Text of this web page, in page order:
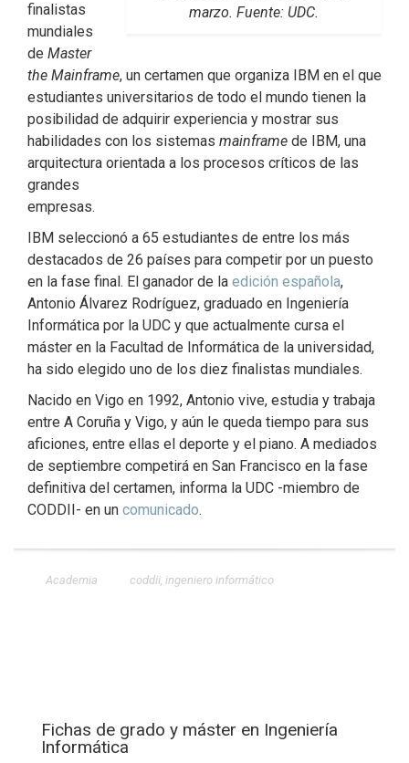
marzo. Fuente: UDC.
finalistas
mundiales
de Master
the Mainframe, un certamen que organiza IBM en el que
estudiantes universitarios de todo el mundo tienen la
posibilidad de adquirir experiencia y mostrar sus
habilidades con los sistemas mainframe de IBM, una
arquitectura orientada a los procesos críticos de las
grandes
empresas.
IBM seleccionó a 65 estudiantes de entre los más
destacados de 26 países para competir por un puesto
en la fase final. El ganador de la edición española,
Antonio Álvarez Rodríguez, graduado en Ingeniería
Informática por la UDC y que actualmente cursa el
máster en la Facultad de Informática de la universidad,
ha sido elegido uno de los diez finalistas mundiales.
Nacido en Vigo en 1992, Antonio vive, estudia y trabaja
entre A Coruña y Vigo, y aún le queda tiempo para sus
aficiones, entre ellas el deporte y el piano. A mediados
de septiembre competirá en San Francisco en la fase
definitiva del certamen, informa la UDC -miembro de
CODDII- en un comunicado.
Academia coddii, ingeniero informático
Fichas de grado y máster en Ingeniería
Informática